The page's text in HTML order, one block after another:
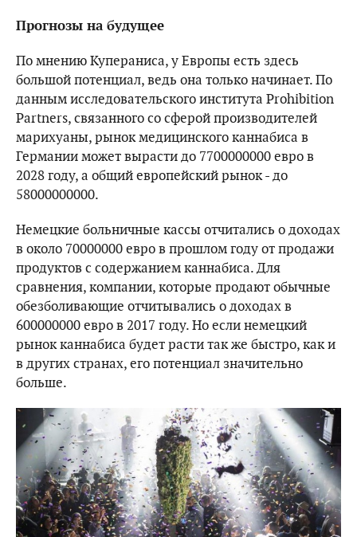
Прогнозы на будущее
По мнению Купераниса, у Европы есть здесь
большой потенциал, ведь она только начинает. По
данным исследовательского института Prohibition
Partners, связанного со сферой производителей
марихуаны, рынок медицинского каннабиса в
Германии может вырасти до 7700000000 евро в
2028 году, а общий европейский рынок - до
58000000000.
Немецкие больничные кассы отчитались о доходах
в около 70000000 евро в прошлом году от продажи
продуктов с содержанием каннабиса. Для
сравнения, компании, которые продают обычные
обезболивающие отчитывались о доходах в
600000000 евро в 2017 году. Но если немецкий
рынок каннабиса будет расти так же быстро, как и
в других странах, его потенциал значительно
больше.